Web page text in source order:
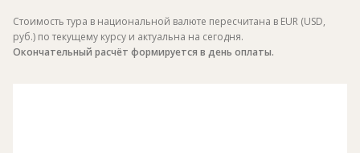
Стоимость тура в национальной валюте пересчитана в EUR (USD,
руб.) по текущему курсу и актуальна на сегодня.
Окончательный расчёт формируется в день оплаты.